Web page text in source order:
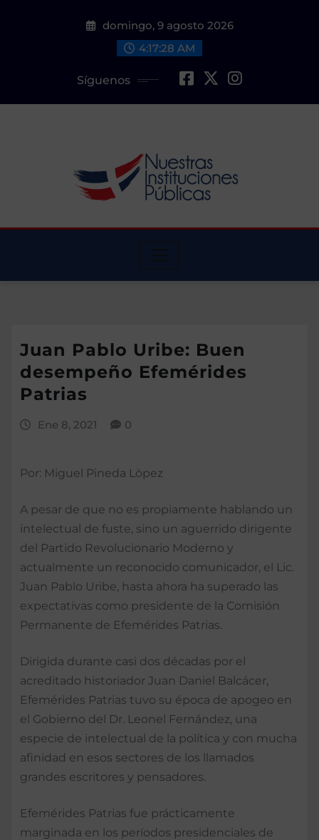
domingo, 9 agosto 2026
4:17:29 AM
Síguenos
Juan Pablo Uribe: Buen
desempeño Efemérides
Patrias
Ene 8, 2021 0
Por: Miguel Pineda Lòpez
A pesar de que no es propiamente hablando un
intelectual de fuste, sino un aguerrido dirigente
del Partido Revolucionario Moderno y
actualmente un reconocido comunicador, el Lic.
Juan Pablo Uribe, hasta ahora ha superado las
expectativas como presidente de la Comisión
Permanente de Efemérides Patrias.
Dirigida durante casi dos décadas por el
acreditado historiador Juan Daniel Balcácer,
Efemérides Patrias tuvo su época de apogeo en
el Gobierno del Dr. Leonel Fernández, una
especie de intelectual de la política y con mucha
afinidad en esos sectores de los llamados
grandes escritores y pensadores.
Efemérides Patrias fue prácticamente
marginada en los períodos presidenciales de